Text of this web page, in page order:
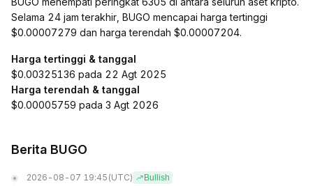
Selama 24 jam terakhir, BUGO mencapai harga tertinggi
$0.00007279 dan harga terendah $0.00007204.
Harga tertinggi & tanggal
$0.00325136 pada 22 Agt 2025
Harga terendah & tanggal
$0.00005759 pada 3 Agt 2026
Berita BUGO
2026-08-07 19:45 (UTC) Bullish